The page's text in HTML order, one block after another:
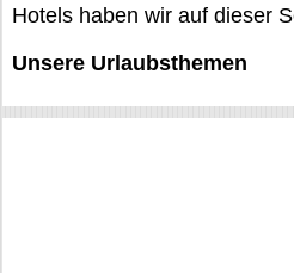
Hotels haben wir auf dieser
Unsere Urlaubsthemen